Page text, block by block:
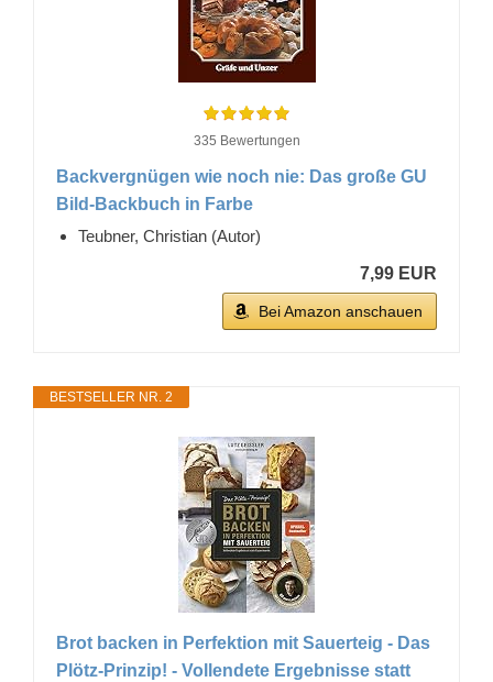
335 Bewertungen
Backvergnügen wie noch nie: Das große GU
Bild-Backbuch in Farbe
Teubner, Christian (Autor)
7,99 EUR
Bei Amazon anschauen
BESTSELLER NR. 2
Brot backen in Perfektion mit Sauerteig - Das
Plötz-Prinzip! - Vollendete Ergebnisse statt